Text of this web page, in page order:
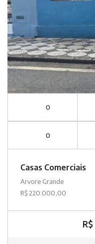
0
0
Casas Comerciais
Arvore Grande
R$ 220.000,00